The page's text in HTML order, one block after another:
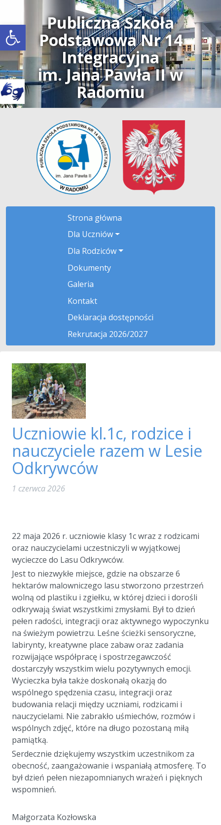
Open toolbar
Publiczna Szkoła
Podstawowa Nr 14
Integracyjna
im. Jana Pawła II w
Radomiu
Strona główna
Dla Uczniów
Dla Rodziców
Dokumenty
Galeria
Kontakt
Deklaracja dostępności
Rekrutacja 2026/2027
Uczniowie kl.1c, rodzice i
nauczyciele razem w Lesie
Odkrywców
1 czerwca 2026
22 maja 2026 r. uczniowie klasy 1c wraz z rodzicami
oraz nauczycielami uczestniczyli w wyjątkowej
wycieczce do Lasu Odkrywców.
Jest to niezwykłe miejsce, gdzie na obszarze 6
hektarów malowniczego lasu stworzono przestrzeń
wolną od plastiku i zgiełku, w której dzieci i dorośli
odkrywają świat wszystkimi zmysłami. Był to dzień
pełen radości, integracji oraz aktywnego wypoczynku
na świeżym powietrzu. Leśne ścieżki sensoryczne,
labirynty, kreatywne place zabaw oraz zadania
rozwijające współpracę i spostrzegawczość
dostarczyły wszystkim wielu pozytywnych emocji.
Wycieczka była także doskonałą okazją do
wspólnego spędzenia czasu, integracji oraz
budowania relacji między uczniami, rodzicami i
nauczycielami. Nie zabrakło uśmiechów, rozmów i
wspólnych zdjęć, które na długo pozostaną miłą
pamiątką.
Serdecznie dziękujemy wszystkim uczestnikom za
obecność, zaangażowanie i wspaniałą atmosferę. To
był dzień pełen niezapomnianych wrażeń i pięknych
wspomnień.
Małgorzata Kozłowska